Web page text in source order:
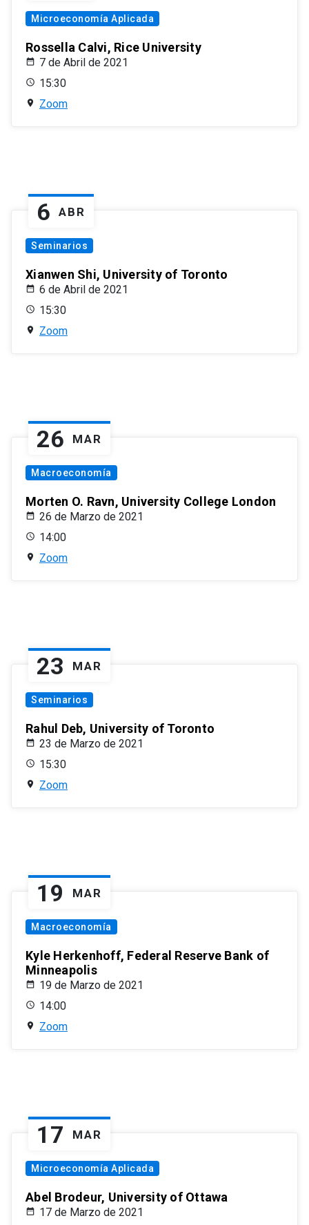
Microeconomía Aplicada
Rossella Calvi, Rice University
7 de Abril de 2021
15:30
Zoom
6 ABR
Seminarios
Xianwen Shi, University of Toronto
6 de Abril de 2021
15:30
Zoom
26 MAR
Macroeconomía
Morten O. Ravn, University College London
26 de Marzo de 2021
14:00
Zoom
23 MAR
Seminarios
Rahul Deb, University of Toronto
23 de Marzo de 2021
15:30
Zoom
19 MAR
Macroeconomía
Kyle Herkenhoff, Federal Reserve Bank of
Minneapolis
19 de Marzo de 2021
14:00
Zoom
17 MAR
Microeconomía Aplicada
Abel Brodeur, University of Ottawa
17 de Marzo de 2021